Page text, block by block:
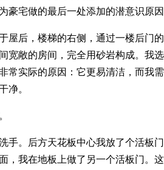
豪宅做的最后一处添加的潜意识原
屋后，楼梯的右侧，通过一楼后门
宽敞的房间，完全用砂岩构成。我
常实际的原因：它更易清洁，而我
净。
手。后方天花板中心我放了个活板
，我在地板上做了另一个活板门。